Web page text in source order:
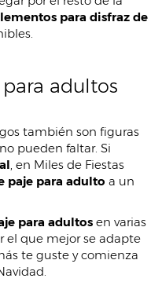
para disfraz de
adultos
también son figuras
pueden faltar. Si
, en Miles de Fiestas
paje para adulto a un
para adultos en varias
el que mejor se adapte
te guste y comienza